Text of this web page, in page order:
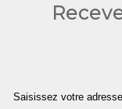
Saisissez votre